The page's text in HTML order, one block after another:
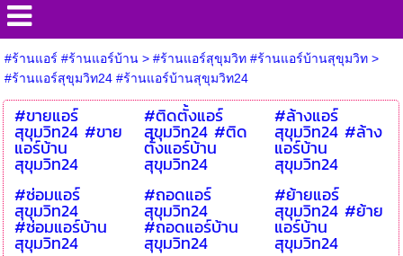
#ร้านแอร์ #ร้านแอร์บ้าน> #ร้านแอร์สุขุมวิท #ร้านแอร์บ้านสุขุมวิท>
#ร้านแอร์สุขุมวิท24 #ร้านแอร์บ้านสุขุมวิท24
#ขายแอร์
สุขุมวิท24 #ขาย
แอร์บ้าน
สุขุมวิท24
#ติดตั้งแอร์
สุขุมวิท24 #ติด
ตั้งแอร์บ้าน
สุขุมวิท24
#ล้างแอร์
สุขุมวิท24 #ล้าง
แอร์บ้าน
สุขุมวิท24
#ซ่อมแอร์
สุขุมวิท24
#ซ่อมแอร์บ้าน
สุขุมวิท24
#ถอดแอร์
สุขุมวิท24
#ถอดแอร์บ้าน
สุขุมวิท24
#ย้ายแอร์
สุขุมวิท24 #ย้าย
แอร์บ้าน
สุขุมวิท24